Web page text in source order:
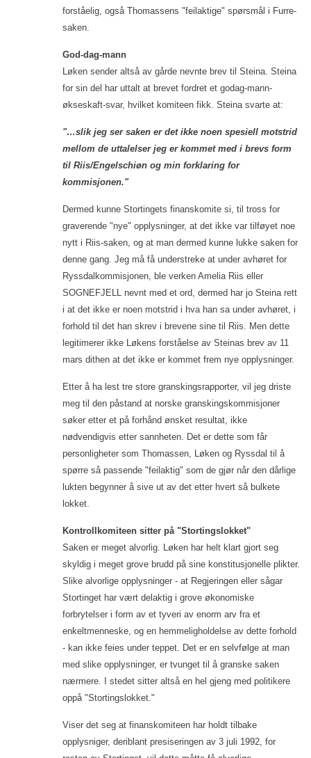
forståelig, også Thomassens "feilaktige" spørsmål i Furre-
saken.
God-dag-mann
Løken sender altså av gårde nevnte brev til Steina. Steina
for sin del har uttalt at brevet fordret et godag-mann-
økseskaft-svar, hvilket komiteen fikk. Steina svarte at:
"…slik jeg ser saken er det ikke noen spesiell motstrid
mellom de uttalelser jeg er kommet med i brevs form
til Riis/Engelschiøn og min forklaring for
kommisjonen."
Dermed kunne Stortingets finanskomite si, til tross for
graverende "nye" opplysninger, at det ikke var tilføyet noe
nytt i Riis-saken, og at man dermed kunne lukke saken for
denne gang. Jeg må få understreke at under avhøret for
Ryssdalkommisjonen, ble verken Amelia Riis eller
SOGNEFJELL nevnt med et ord, dermed har jo Steina rett
i at det ikke er noen motstrid i hva han sa under avhøret, i
forhold til det han skrev i brevene sine til Riis. Men dette
legitimerer ikke Løkens forståelse av Steinas brev av 11
mars dithen at det ikke er kommet frem nye opplysninger.
Etter å ha lest tre store granskingsrapporter, vil jeg driste
meg til den påstand at norske granskingskommisjoner
søker etter et på forhånd ønsket resultat, ikke
nødvendigvis etter sannheten. Det er dette som får
personligheter som Thomassen, Løken og Ryssdal til å
spørre så passende "feilaktig" som de gjør når den dårlige
lukten begynner å sive ut av det etter hvert så bulkete
lokket.
Kontrollkomiteen sitter på "Stortingslokket"
Saken er meget alvorlig. Løken har helt klart gjort seg
skyldig i meget grove brudd på sine konstitusjonelle plikter.
Slike alvorlige opplysninger - at Regjeringen eller sågar
Stortinget har vært delaktig i grove økonomiske
forbrytelser i form av et tyveri av enorm arv fra et
enkeltmenneske, og en hemmeligholdelse av dette forhold
- kan ikke feies under teppet. Det er en selvfølge at man
med slike opplysninger, er tvunget til å granske saken
nærmere. I stedet sitter altså en hel gjeng med politikere
oppå "Stortingslokket."
Viser det seg at finanskomiteen har holdt tilbake
opplysniger, deriblant presiseringen av 3 juli 1992, for